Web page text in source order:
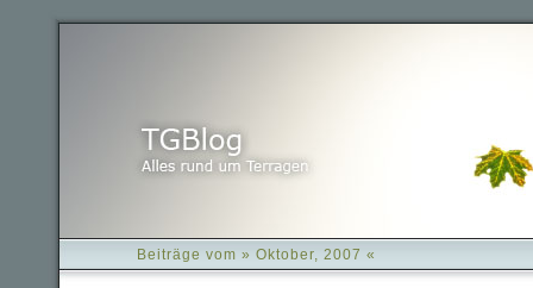
Beiträge vom » Oktober, 2007 «